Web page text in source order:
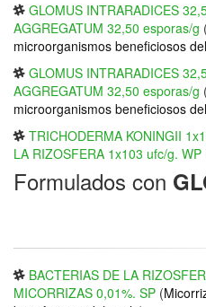
GLOMUS INTRARADICES
AGGREGATUM 32,50 esporas/g (
microorganismos beneficiosos
GLOMUS INTRARADICES
AGGREGATUM 32,50 esporas/g (
microorganismos beneficiosos
TRICHODERMA KONINGII
LA RIZOSFERA 1x103 ufc/g. WP
Formulados con
BACTERIAS DE LA
MICORRIZAS 0,01%. SP (